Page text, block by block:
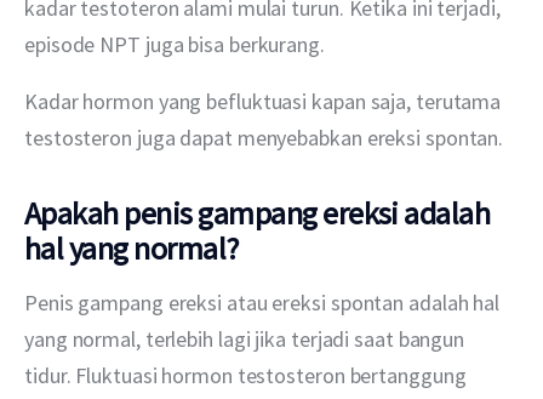
kadar testoteron alami mulai turun. Ketika ini terjadi,
episode NPT juga bisa berkurang.
Kadar hormon yang befluktuasi kapan saja, terutama
testosteron juga dapat menyebabkan ereksi spontan.
Apakah penis gampang ereksi adalah
hal yang normal?
Penis gampang ereksi atau ereksi spontan adalah hal
yang normal, terlebih lagi jika terjadi saat bangun
tidur. Fluktuasi hormon testosteron bertanggung